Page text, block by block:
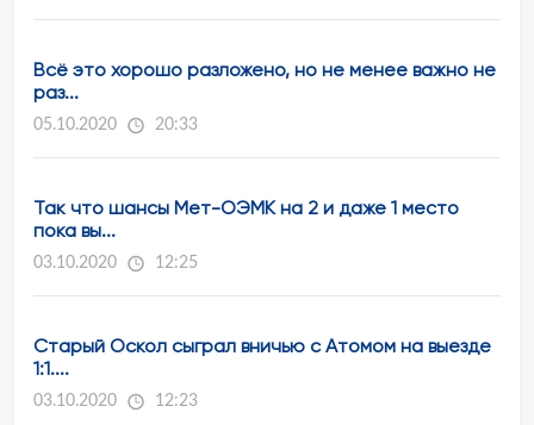
Всё это хорошо разложено, но не менее важно не
раз...
05.10.2020 20:33
Так что шансы Мет-ОЭМК на 2 и даже 1 место
пока вы...
03.10.2020 12:25
Старый Оскол сыграл вничью с Атомом на выезде
1:1....
03.10.2020 12:23